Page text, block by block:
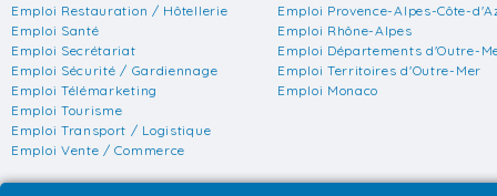
Emploi Restauration / Hôtellerie
Emploi Santé
Emploi Secrétariat
Emploi Sécurité / Gardiennage
Emploi Télémarketing
Emploi Tourisme
Emploi Transport / Logistique
Emploi Vente / Commerce
Emploi Provence-Alpes-Côte-
Emploi Rhône-Alpes
Emploi Départements d'Outre-
Emploi Territoires d'Outre-Mer
Emploi Monaco